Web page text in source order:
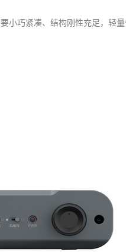
巧紧凑、结构刚性充足，轻量